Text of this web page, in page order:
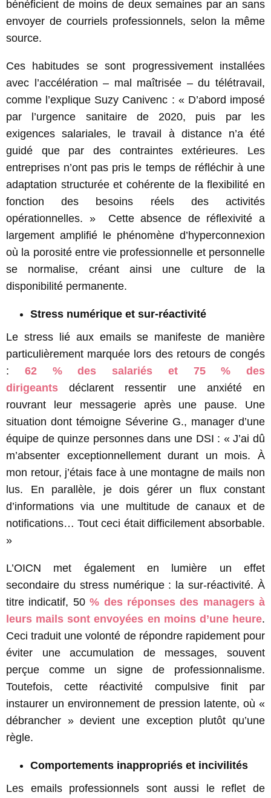
bénéficient de moins de deux semaines par an sans
envoyer de courriels professionnels, selon la même
source.
Ces habitudes se sont progressivement installées
avec l’accélération – mal maîtrisée – du télétravail,
comme l’explique Suzy Canivenc : « D’abord imposé
par l’urgence sanitaire de 2020, puis par les
exigences salariales, le travail à distance n’a été
guidé que par des contraintes extérieures. Les
entreprises n’ont pas pris le temps de réfléchir à une
adaptation structurée et cohérente de la flexibilité en
fonction des besoins réels des activités
opérationnelles. » Cette absence de réflexivité a
largement amplifié le phénomène d’hyperconnexion
où la porosité entre vie professionnelle et personnelle
se normalise, créant ainsi une culture de la
disponibilité permanente.
Stress numérique et sur-réactivité
Le stress lié aux emails se manifeste de manière
particulièrement marquée lors des retours de congés
: 62 % des salariés et 75 % des
dirigeants déclarent ressentir une anxiété en
rouvrant leur messagerie après une pause. Une
situation dont témoigne Séverine G., manager d’une
équipe de quinze personnes dans une DSI : « J’ai dû
m’absenter exceptionnellement durant un mois. À
mon retour, j’étais face à une montagne de mails non
lus. En parallèle, je dois gérer un flux constant
d’informations via une multitude de canaux et de
notifications… Tout ceci était difficilement absorbable.
»
L’OICN met également en lumière un effet
secondaire du stress numérique : la sur-réactivité. À
titre indicatif, 50% des réponses des managers à
leurs mails sont envoyées en moins d’une heure.
Ceci traduit une volonté de répondre rapidement pour
éviter une accumulation de messages, souvent
perçue comme un signe de professionnalisme.
Toutefois, cette réactivité compulsive finit par
instaurer un environnement de pression latente, où «
débrancher » devient une exception plutôt qu’une
règle.
Comportements inappropriés et incivilités
Les emails professionnels sont aussi le reflet de